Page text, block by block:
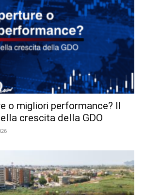
o migliori performance? Il
crescita della GDO